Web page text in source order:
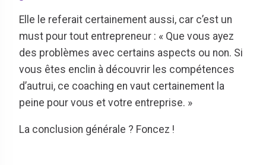
Elle le referait certainement aussi, car c’est un
must pour tout entrepreneur : « Que vous ayez
des problèmes avec certains aspects ou non. Si
vous êtes enclin à découvrir les compétences
d’autrui, ce coaching en vaut certainement la
peine pour vous et votre entreprise. »
La conclusion générale ? Foncez !